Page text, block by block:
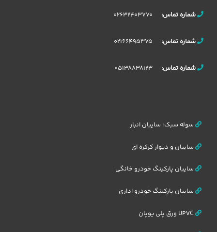
شماره تماس: 02632403770
شماره تماس: 02166495375
شماره تماس: 05138838123
سوله سبک؛ سایبان انبار
سایبان و دیوار کرکره ای
سایبان پارکینگ خودرو خانگی
سایبان پارکینگ خودرو اداری